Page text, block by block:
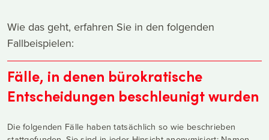
Wie das geht, erfahren Sie in den folgenden
Fallbeispielen:
Fälle, in denen bürokratische
Entscheidungen beschleunigt wurden
Die folgenden Fälle haben tatsächlich so wie beschrieben